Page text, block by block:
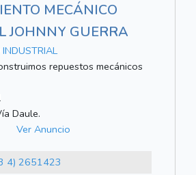
MECÁNICO
JOHNNY GUERRA
repuestos mecánicos
Daule.
Ver Anuncio
4) 2651423